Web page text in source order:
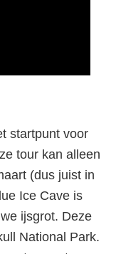
startpunt voor
tour kan alleen
(dus juist in
Ice Cave is
ijsgrot. Deze
National Park.